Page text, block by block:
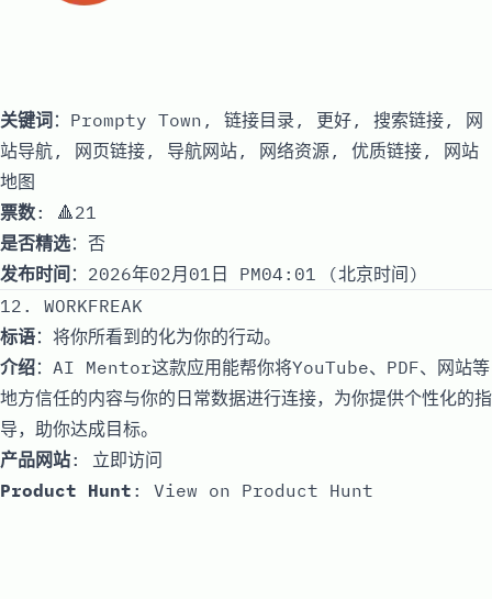
关键词 ：Prompty Town, 链接目录, 更好, 搜索链接, 网
站导航, 网页链接, 导航网站, 网络资源, 优质链接, 网站
地图
票数: 🔺21
是否精选：否
发布时间 ：2026年02月01日 PM04:01 (北京时间)
12. WORKFREAK
标语：将你所看到的化为你的行动。
介绍：AI Mentor这款应用能帮你将YouTube、PDF、网站等
地方信任的内容与你的日常数据进行连接，为你提供个性化的指
导，助你达成目标。
产品网站: 立即访问
Product Hunt : View on Product Hunt